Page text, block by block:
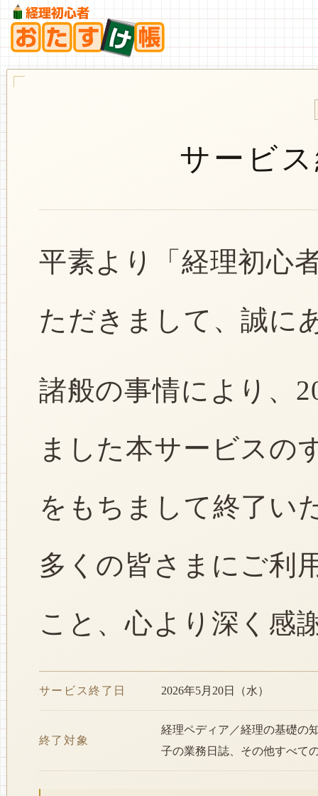
サービ
平素より「経理初心
ただきまして、誠に
諸般の事情により、
ました本サービスの
をもちまして終了い
多くの皆さまにご利
こと、心より深く感
サービス終了日 2026年5月20日（水）
終了対象
経理ペディア／経理の基礎の
子の業務日誌、その他すべて